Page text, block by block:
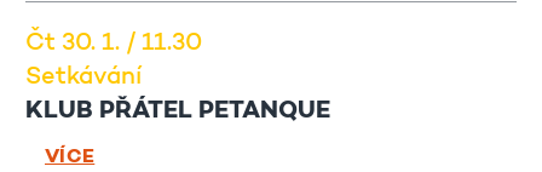
Čt 30. 1. / 11.30
Setkávání
KLUB PŘÁTEL PETANQUE
VÍCE